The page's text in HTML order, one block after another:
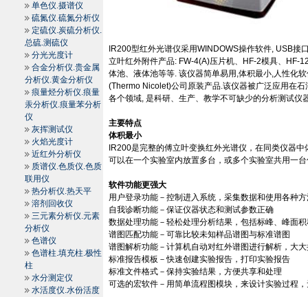
单色仪.摄谱仪
硫氮仪.硫氮分析仪
定硫仪.炭硫分析仪.
总硫.测硫仪
分光光度计
合金分析仪.贵金属
分析仪.黄金分析仪
痕量烃分析仪.痕量
汞分析仪.痕量苯分析
仪
灰挥测试仪
火焰光度计
近红外分析仪
质谱仪.色质仪.色质
联用仪
热分析仪.热天平
溶剂回收仪
三元素分析仪.元素
分析仪
色谱仪
色谱柱.填充柱.极性
柱
水分测定仪
水活度仪.水份活度
IR200型红外光谱仪采用WINDOWS操作软件, USB接
立叶红外附件产品: FW-4(A)压片机、 HF-2模具、
HF-
体池、液体池等等. 该仪器简单易用 ,体积最小,人性化
(Thermo Nicolet)公司原装产品.该仪器被广泛应用在
各个领域, 是科研、生产、教学不可缺少的分析测试仪
主要特点
体积最小
IR200是完整的傅立叶变换红外光谱仪，在同类仪器
可以在一个实验室内放置多台，或多个实验室共用一
软件功能更强大
用户登录功能－控制进入系统，采集数据和使用各种
自我诊断功能－保证仪器状态和测试参数正确
数据处理功能－轻松处理分析结果，包括标峰、峰面
谱图匹配功能－可靠比较未知样品谱图与标准谱图
谱图解析功能－计算机自动对红外谱图进行解析，大
标准报告模板－快速创建实验报告，打印实验报告
标准文件格式－保持实验结果，方便共享和处理
可选的宏软件－用简单流程图模块，来设计实验过程